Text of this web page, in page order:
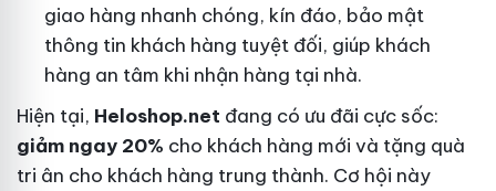
giao hàng nhanh chóng, kín đáo, bảo mật
thông tin khách hàng tuyệt đối, giúp khách
hàng an tâm khi nhận hàng tại nhà.
Hiện tại, Heloshop.net đang có ưu đãi cực sốc:
giảm ngay 20% cho khách hàng mới và tặng quà
tri ân cho khách hàng trung thành. Cơ hội này